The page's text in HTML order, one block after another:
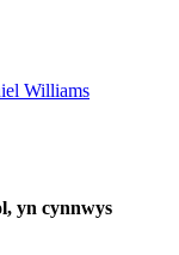
Williams
yn cynnwys